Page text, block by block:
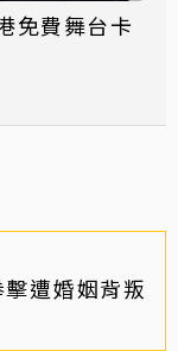
免費舞台卡
遭婚姻背叛